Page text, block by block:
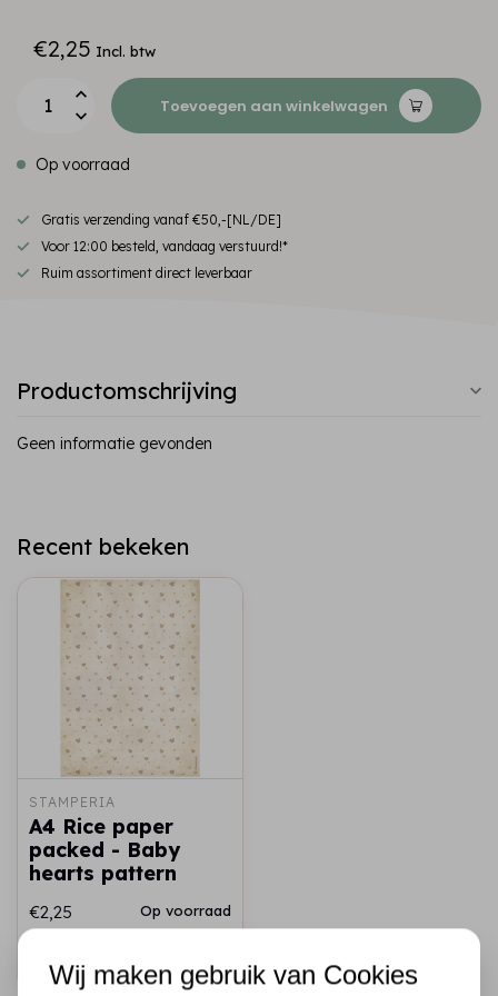
€2,25 Incl. btw
Toevoegen aan winkelwagen
Op voorraad
Gratis verzending vanaf €50,-[NL/DE]
Voor 12:00 besteld, vandaag verstuurd!*
Ruim assortiment direct leverbaar
Productomschrijving
Geen informatie gevonden
Recent bekeken
STAMPERIA
A4 Rice paper
packed - Baby
hearts pattern
€2,25 Op voorraad
Wij maken gebruik van Cookies